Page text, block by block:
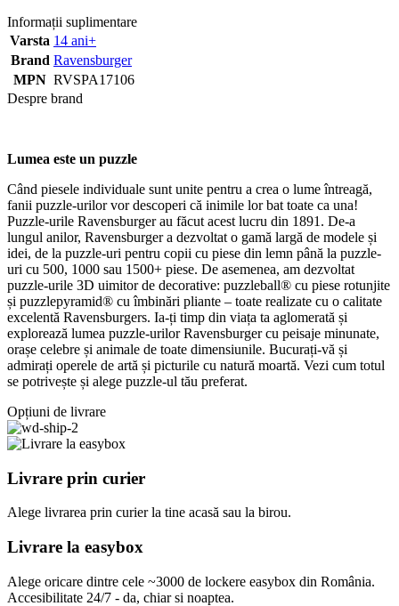
Informații suplimentare
Varsta 14 ani+
Brand Ravensburger
MPN RVSPA17106
Despre brand
Lumea este un puzzle
Când piesele individuale sunt unite pentru a crea o lume întreagă,
fanii puzzle-urilor vor descoperi că inimile lor bat toate ca una!
Puzzle-urile Ravensburger au făcut acest lucru din 1891. De-a
lungul anilor, Ravensburger a dezvoltat o gamă largă de modele și
idei, de la puzzle-uri pentru copii cu piese din lemn până la puzzle-
uri cu 500, 1000 sau 1500+ piese. De asemenea, am dezvoltat
puzzle-urile 3D uimitor de decorative: puzzleball® cu piese rotunjite
și puzzlepyramid® cu îmbinări pliante – toate realizate cu o calitate
excelentă Ravensburgers. Ia-ți timp din viața ta aglomerată și
explorează lumea puzzle-urilor Ravensburger cu peisaje minunate,
orașe celebre și animale de toate dimensiunile. Bucurați-vă și
admirați operele de artă și picturile cu natură moartă. Vezi cum totul
se potrivește și alege puzzle-ul tău preferat.
Opțiuni de livrare
Livrare prin curier
Alege livrarea prin curierla tine acasă sau la birou.
Livrare la easybox
Alege oricare dintre cele ~3000 de lockere easybox din România.
Accesibilitate 24/7 - da, chiar si noaptea.